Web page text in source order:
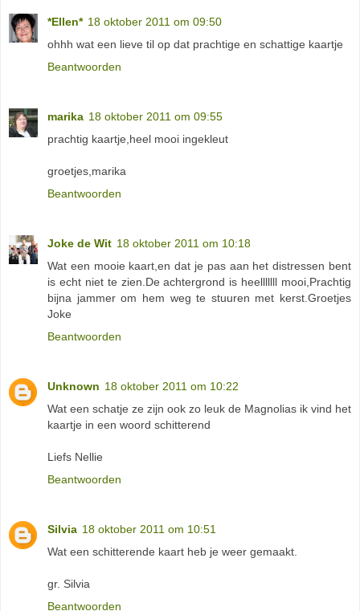
*Ellen* 18 oktober 2011 om 09:50
ohhh wat een lieve til op dat prachtige en schattige kaartje
Beantwoorden
marika 18 oktober 2011 om 09:55
prachtig kaartje,heel mooi ingekleut
groetjes,marika
Beantwoorden
Joke de Wit 18 oktober 2011 om 10:18
Wat een mooie kaart,en dat je pas aan het distressen bent
is echt niet te zien.De achtergrond is heelllllll mooi,Prachtig
bijna jammer om hem weg te stuuren met kerst.Groetjes
Joke
Beantwoorden
Unknown 18 oktober 2011 om 10:22
Wat een schatje ze zijn ook zo leuk de Magnolias ik vind het
kaartje in een woord schitterend
Liefs Nellie
Beantwoorden
Silvia 18 oktober 2011 om 10:51
Wat een schitterende kaart heb je weer gemaakt.
gr. Silvia
Beantwoorden